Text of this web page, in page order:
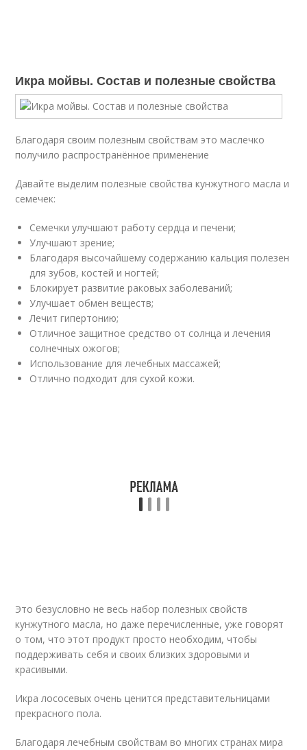
Икра мойвы. Состав и полезные свойства
Благодаря своим полезным свойствам это маслечко
получило распространённое применение
Давайте выделим полезные свойства кунжутного масла и
семечек:
Семечки улучшают работу сердца и печени;
Улучшают зрение;
Благодаря высочайшему содержанию кальция полезен
для зубов, костей и ногтей;
Блокирует развитие раковых заболеваний;
Улучшает обмен веществ;
Лечит гипертонию;
Отличное защитное средство от солнца и лечения
солнечных ожогов;
Использование для лечебных массажей;
Отлично подходит для сухой кожи.
Это безусловно не весь набор полезных свойств
кунжутного масла, но даже перечисленные, уже говорят
о том, что этот продукт просто необходим, чтобы
поддерживать себя и своих близких здоровыми и
красивыми.
Икра лососевых очень ценится представительницами
прекрасного пола.
Благодаря лечебным свойствам во многих странах мира